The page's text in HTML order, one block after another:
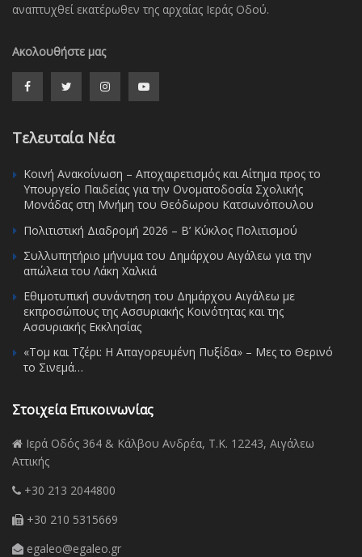
αναπτυχθεί εκατέρωθεν της αρχαίας Ιεράς Οδού.
Ακολουθήστε μας
Τελευταία Νέα
Κοινή Ανακοίνωση – Αποχαιρετισμός και Αίτημα προς το
Υπουργείο Παιδείας για την Ονοματοδοσία Σχολικής
Μονάδας στη Μνήμη του Θεόδωρου Κατσωνόπουλου
Πολιτιστική Διαδρομή 2026 – Β’ Κύκλος Πολιτισμού
Συλλυπητήριο μήνυμα του Δημάρχου Αιγάλεω για την
απώλεια του Λάκη Χαλκιά
Εθιμοτυπική συνάντηση του Δημάρχου Αιγάλεω με
εκπροσώπους της Ασσυριακής Κοινότητας και της
Ασσυριακής Εκκλησίας
«Τομ και Τζέρι: Η Απαγορευμένη Πυξίδα» – Μες το Θερινό
το Σινεμά…
Στοιχεία Επικοινωνίας
Ιερά Οδός 364 & Κάλβου Ανδρέα, Τ.Κ. 12243, Αιγάλεω
Αττικής
+30 213 2044800
+30 210 5315669
egaleo@egaleo.gr